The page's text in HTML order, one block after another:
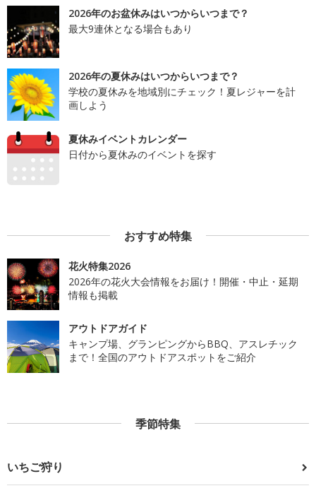
2026年のお盆休みはいつからいつまで？
最大9連休となる場合もあり
2026年の夏休みはいつからいつまで？
学校の夏休みを地域別にチェック！夏レジャーを計
画しよう
夏休みイベントカレンダー
日付から夏休みのイベントを探す
おすすめ特集
花火特集2026
2026年の花火大会情報をお届け！開催・中止・延期
情報も掲載
アウトドアガイド
キャンプ場、グランピングからBBQ、アスレチック
まで！全国のアウトドアスポットをご紹介
季節特集
いちご狩り